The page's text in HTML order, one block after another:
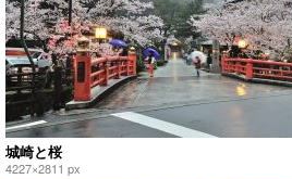
城崎と桜
4227×2811 px